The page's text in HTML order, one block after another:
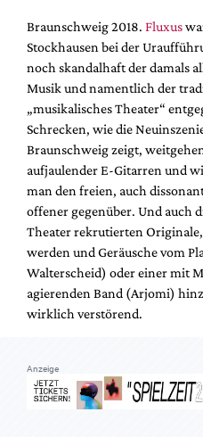
Redaktion
Autor:innen
Partner
Mediadaten
Suche
Braunschweig 2018. Fluxus
Stockhausen bei der
noch skandalhaft der damals
Musik und namentlich der
„musikalisches Theater“
Schrecken, wie die
Braunschweig zeigt,
aufjaulender E-Gitarren und
man den freien, auch
offener gegenüber. Und auch
Theater rekrutierten
werden und Geräusche vom
Walterscheid) oder einer mit
agierenden Band (Arjomi)
wirklich verstörend.
Anzeige